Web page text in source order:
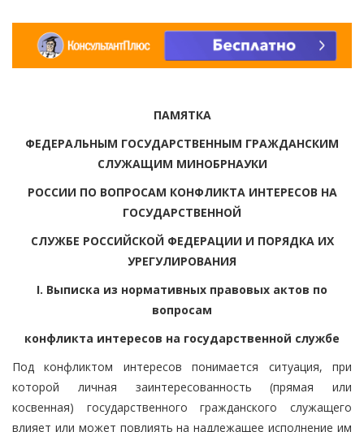
ПАМЯТКА
ФЕДЕРАЛЬНЫМ ГОСУДАРСТВЕННЫМ ГРАЖДАНСКИМ
СЛУЖАЩИМ МИНОБРНАУКИ
РОССИИ ПО ВОПРОСАМ КОНФЛИКТА ИНТЕРЕСОВ НА
ГОСУДАРСТВЕННОЙ
СЛУЖБЕ РОССИЙСКОЙ ФЕДЕРАЦИИ И ПОРЯДКА ИХ
УРЕГУЛИРОВАНИЯ
I. Выписка из нормативных правовых актов по
вопросам
конфликта интересов на государственной службе
Под конфликтом интересов понимается ситуация, при
которой личная заинтересованность (прямая или
косвенная) государственного гражданского служащего
влияет или может повлиять на надлежащее исполнение им